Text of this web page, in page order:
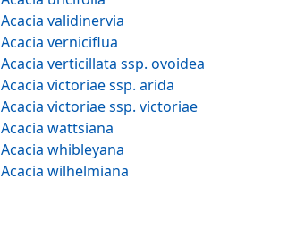
Acacia validinervia
Acacia verniciflua
Acacia verticillata ssp. ovoidea
Acacia victoriae ssp. arida
Acacia victoriae ssp. victoriae
Acacia wattsiana
Acacia whibleyana
Acacia wilhelmiana